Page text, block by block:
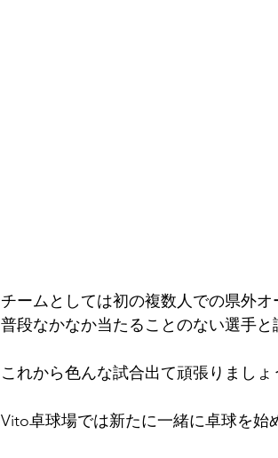
チームとしては初の複数人での県外オ
普段なかなか当たることのない選手
これから色んな試合出て頑張りましょ
Vito卓球場では新たに一緒に卓球を始